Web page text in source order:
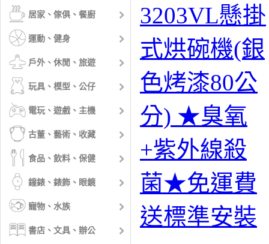
居家、傢俱、餐廚
運動、健身
戶外、休閒、旅遊
玩具、模型、公仔
電玩、遊戲、主機
古董、藝術、收藏
食品、飲料、保健
鐘錶、錶飾、眼鏡
寵物、水族
書店、文具、辦公
3203VL懸掛
式烘碗機(銀
色烤漆80公
分) ★臭氧
+紫外線殺
菌★免運費
送標準安裝